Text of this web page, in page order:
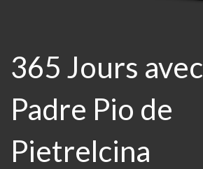
365 Jours avec
Padre Pio de
Pietrelcina